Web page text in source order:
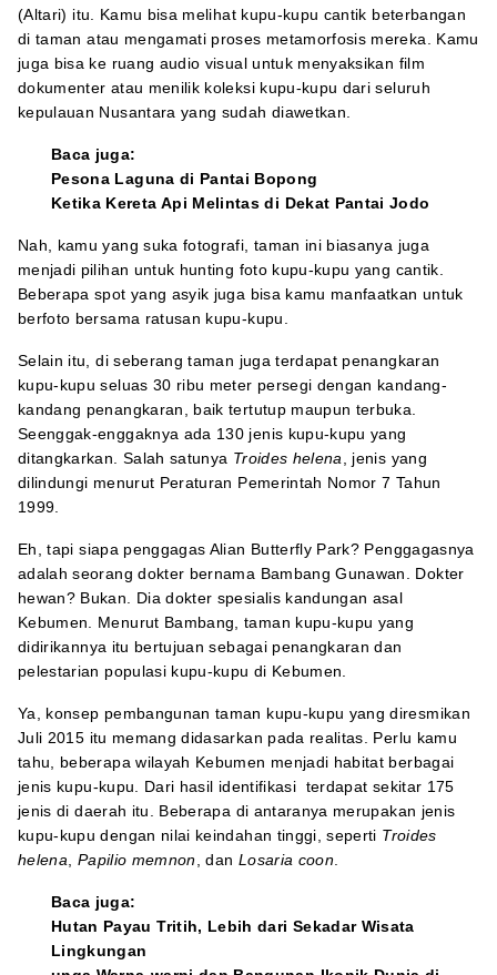
(Altari) itu. Kamu bisa melihat kupu-kupu cantik beterbangan
di taman atau mengamati proses metamorfosis mereka. Kamu
juga bisa ke ruang audio visual untuk menyaksikan film
dokumenter atau menilik koleksi kupu-kupu dari seluruh
kepulauan Nusantara yang sudah diawetkan.
Baca juga:
Pesona Laguna di Pantai Bopong
Ketika Kereta Api Melintas di Dekat Pantai Jodo
Nah, kamu yang suka fotografi, taman ini biasanya juga
menjadi pilihan untuk hunting foto kupu-kupu yang cantik.
Beberapa spot yang asyik juga bisa kamu manfaatkan untuk
berfoto bersama ratusan kupu-kupu.
Selain itu, di seberang taman juga terdapat penangkaran
kupu-kupu seluas 30 ribu meter persegi dengan kandang-
kandang penangkaran, baik tertutup maupun terbuka.
Seenggak-enggaknya ada 130 jenis kupu-kupu yang
ditangkarkan. Salah satunya Troides helena
, jenis yang
dilindungi menurut Peraturan Pemerintah Nomor 7 Tahun
1999.
Eh, tapi siapa penggagas Alian Butterfly Park? Penggagasnya
adalah seorang dokter bernama Bambang Gunawan. Dokter
hewan? Bukan. Dia dokter spesialis kandungan asal
Kebumen. Menurut Bambang, taman kupu-kupu yang
didirikannya itu bertujuan sebagai penangkaran dan
pelestarian populasi kupu-kupu di Kebumen.
Ya, konsep pembangunan taman kupu-kupu yang diresmikan
Juli 2015 itu memang didasarkan pada realitas. Perlu kamu
tahu, beberapa wilayah Kebumen menjadi habitat berbagai
jenis kupu-kupu. Dari hasil identifikasi terdapat sekitar 175
jenis di daerah itu. Beberapa di antaranya merupakan jenis
kupu-kupu dengan nilai keindahan tinggi, seperti Troides
helena
Papilio memnon , dan Losaria coon
Baca juga:
Hutan Payau Tritih, Lebih dari Sekadar Wisata
Lingkungan